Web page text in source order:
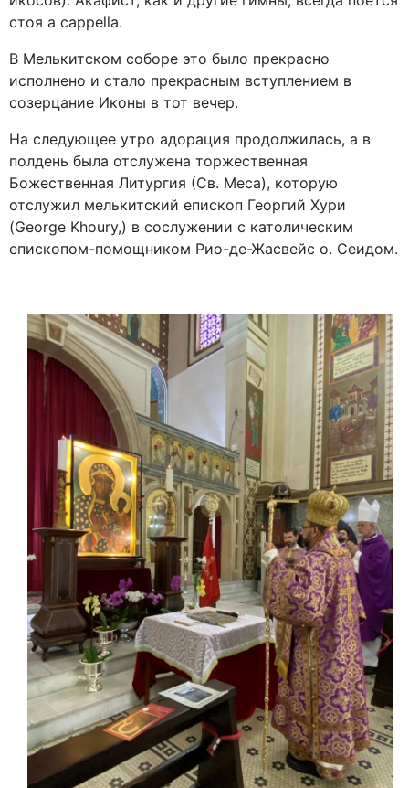
стоя a cappella.
В Мелькитском соборе это было прекрасно
исполнено и стало прекрасным вступлением в
созерцание Иконы в тот вечер.
На следующее утро адорация продолжилась, а в
полдень была отслужена торжественная
Божественная Литургия (Св. Меса), которую
отслужил мелькитский епископ Георгий Хури
(George Khoury,) в сослужении с католическим
епископом-помощником Рио-де-Жасвейс о. Сеидом.